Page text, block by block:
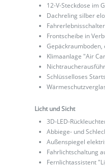
12-V-Steckdose im
Dachreling silber
Frontscheibe in
Klimaanlage "Air
Schlüsselloses
Licht und Sicht
3D-LED-
Abbiege- und
Außenspiegel
Fahrlichtschaltung
Fernlichtassistent